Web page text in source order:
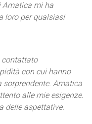
Amatica mi ha
loro per qualsiasi
contattato
con cui hanno
Amatica
alle mie esigenze.
aspettative.